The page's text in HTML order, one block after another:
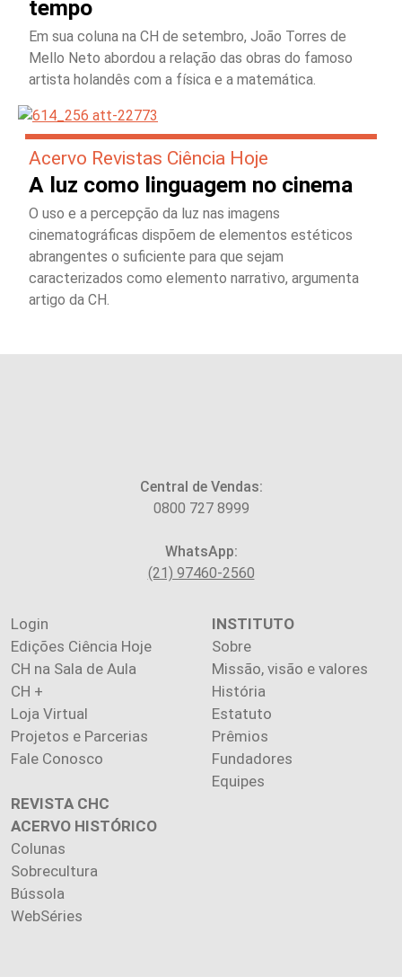
tempo
Em sua coluna na CH de setembro, João Torres de
Mello Neto abordou a relação das obras do famoso
artista holandês com a física e a matemática.
Acervo Revistas Ciência Hoje
A luz como linguagem no cinema
O uso e a percepção da luz nas imagens
cinematográficas dispõem de elementos estéticos
abrangentes o suficiente para que sejam
caracterizados como elemento narrativo, argumenta
artigo da CH.
Central de Vendas:
0800 727 8999
WhatsApp:
(21) 97460-2560
Login
Edições Ciência Hoje
CH na Sala de Aula
CH +
Loja Virtual
Projetos e Parcerias
Fale Conosco
INSTITUTO
Sobre
Missão, visão e valores
História
Estatuto
Prêmios
Fundadores
Equipes
REVISTA CHC
ACERVO HISTÓRICO
Colunas
Sobrecultura
Bússola
WebSéries